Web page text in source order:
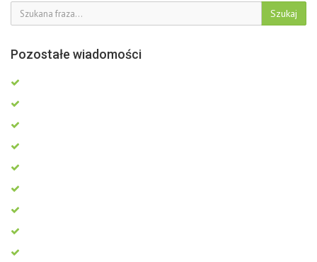
Szukaj
Pozostałe wiadomości